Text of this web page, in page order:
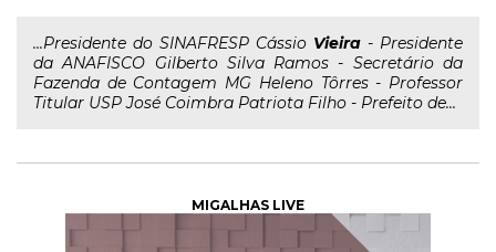
...Presidente do SINAFRESP Cássio Vieira - Presidente
da ANAFISCO Gilberto Silva Ramos - Secretário da
Fazenda de Contagem MG Heleno Tôrres - Professor
Titular USP José Coimbra Patriota Filho - Prefeito de...
MIGALHAS LIVE